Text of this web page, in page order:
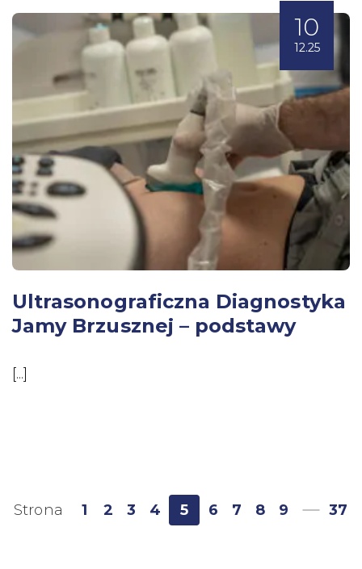
10
12.25
Ultrasonograficzna Diagnostyka
Jamy Brzusznej – podstawy
[...]
Strona 1 2 3 4 5 6 7 8 9 … 37